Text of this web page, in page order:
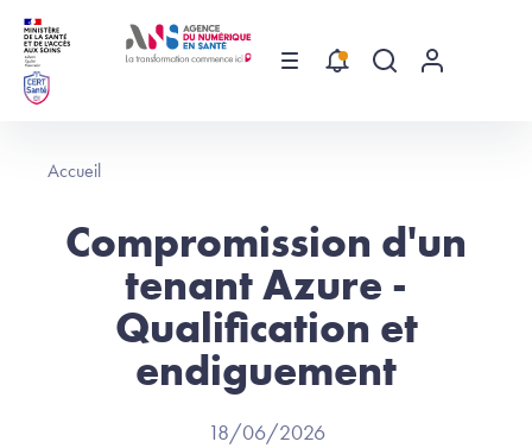
Aller au contenu principal
Menu Recherche
Menu
Accueil
Compromission d'un
tenant Azure -
Qualification et
endiguement
18/06/2026